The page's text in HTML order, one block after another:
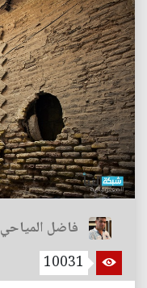
فاضل المياحي
10031